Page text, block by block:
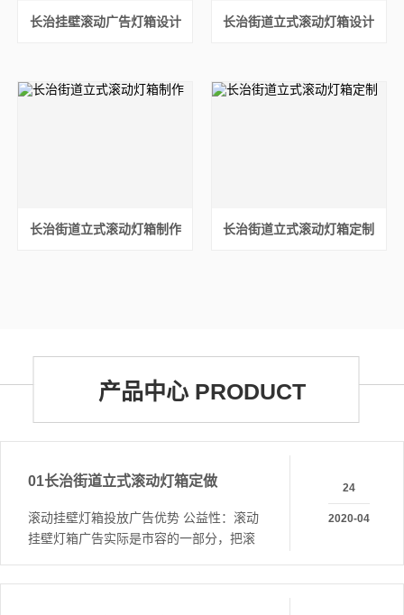
长治挂壁滚动广告灯箱设计 长治街道立式滚动灯箱设计
长治街道立式滚动灯箱制作 长治街道立式滚动灯箱定制
产品中心 PRODUCT
24
2020-04
01长治街道立式滚动灯箱定做
滚动挂壁灯箱投放广告优势 公益性：滚动
挂壁灯箱广告实际是市容的一部分，把滚
受